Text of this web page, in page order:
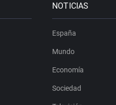
NOTICIAS
España
Mundo
Economía
Sociedad